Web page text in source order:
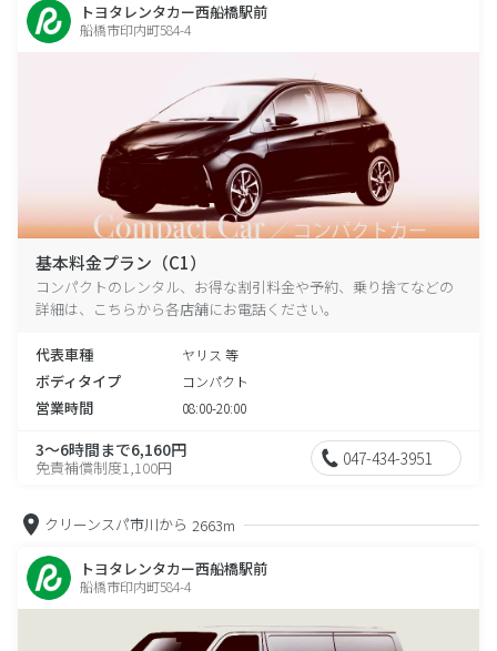
トヨタレンタカー西船橋駅前
船橋市印内町584-4
基本料金プラン（C1）
コンパクトのレンタル、お得な割引料金や予約、乗り捨てなどの
詳細は、こちらから各店舗にお電話ください。
代表車種 ヤリス 等
ボディタイプ コンパクト
営業時間 08:00-20:00
3～6時間まで6,160円
免責補償制度1,100円 047-434-3951
クリーンスパ市川から 2663m
トヨタレンタカー西船橋駅前
船橋市印内町584-4